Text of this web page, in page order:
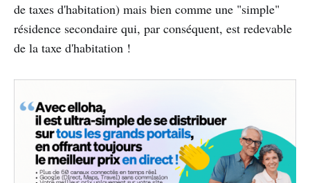
de taxes d'habitation) mais bien comme une "simple"
résidence secondaire qui, par conséquent, est redevable
de la taxe d'habitation !